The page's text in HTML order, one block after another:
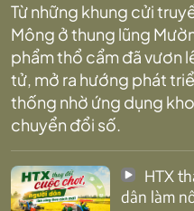
Từ những khung cửi
Mông ở thung lũng
phẩm thổ cẩm đã vươn
tử, mở ra hướng phát
thống nhờ ứng dụng
chuyển đổi số.
dân làm